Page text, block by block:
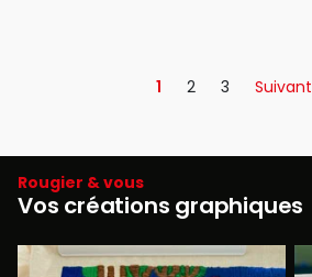
1 2 3 Suivant
Rougier & vous
Vos créations graphiques